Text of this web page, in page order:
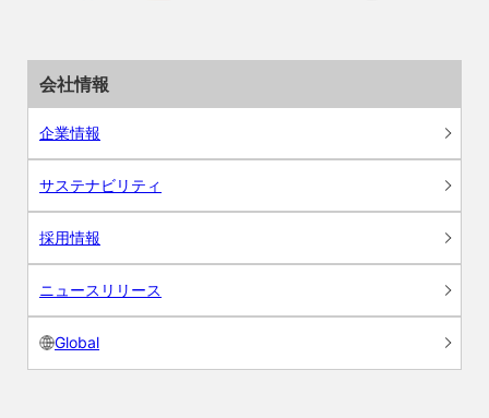
会社情報
企業情報
サステナビリティ
採用情報
ニュースリリース
Global